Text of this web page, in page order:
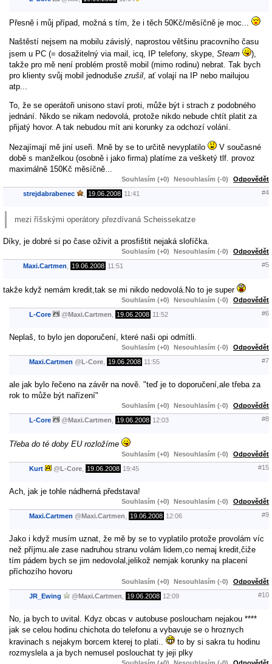
Přesně i můj případ, možná s tím, že i těch 50Kč/měsíčně je moc...
Naštěstí nejsem na mobilu závislý, naprostou většinu pracovního času
jsem u PC (= dosažitelný via mail, icq, IP telefony, skype, Steam
),
takže pro mě není problém prostě mobil (mimo rodinu) nebrat. Tak bych
pro klienty svůj mobil jednoduše zrušil , ať volají na IP nebo mailujou
atp...
To, že se operátoři unisono staví proti, může být i strach z podobného
jednání. Nikdo se nikam nedovolá, protože nikdo nebude chtít platit za
přijatý hovor. A tak nebudou mít ani korunky za odchozí volání.
Nezajímají mě jiní useři. Mně by se to určitě nevyplatilo
V současné
době s manželkou (osobně i jako firma) platíme za vešketý tlf. provoz
maximálně 150Kč měsíčně...
Souhlasím (+0) Nesouhlasím (-0) Odpovědět
strejdabrabenec 19.06.2008 11:41 #4
mezi říšskými operátory přezdívaná Scheissekatze
Díky, je dobré si po čase oživit a prosfištit nejaká slofíčka.
Souhlasím (+0) Nesouhlasím (-0) Odpovědět
Maxi.Cartmen 19.06.2008 11:51 #5
takže když nemám kredit,tak se mi nikdo nedovolá.No to je super
Souhlasím (+0) Nesouhlasím (-0) Odpovědět
L-Core @Maxi.Cartmen 19.06.2008 11:52 #6
Neplaš, to bylo jen doporučení, které naši opi odmítli.
Souhlasím (+0) Nesouhlasím (-0) Odpovědět
Maxi.Cartmen @L-Core 19.06.2008 11:55 #7
ale jak bylo řečeno na závěr na nově. "teď je to doporučení,ale třeba za
rok to může být nařízení"
Souhlasím (+0) Nesouhlasím (-0) Odpovědět
L-Core @Maxi.Cartmen 19.06.2008 12:03 #8
Třeba do té doby EU rozložíme
Souhlasím (+0) Nesouhlasím (-0) Odpovědět
Kurt @L-Core 19.06.2008 19:45 #15
Ach, jak je tohle nádherná představa!
Souhlasím (+0) Nesouhlasím (-0) Odpovědět
Maxi.Cartmen @Maxi.Cartmen 19.06.2008 12:06 #9
Jako i když musím uznat, že mě by se to vyplatilo protože provolám víc
než příjmu.ale zase nadruhou stranu volám lidem,co nemaj kredit,čiže
tím pádem bych se jim nedovolal,jelikož nemjak korunky na placení
příchozího hovoru
Souhlasím (+0) Nesouhlasím (-0) Odpovědět
JR_Ewing @Maxi.Cartmen 19.06.2008 12:09 #10
No, ja bych to uvital. Kdyz obcas v autobuse posloucham nejakou ****
jak se celou hodinu chichota do telefonu a vybavuje se o hroznych
kravinach s nejakym borcem kterej to plati..
to by si sakra tu hodinu
rozmyslela a ja bych nemusel poslouchat ty jeji plky